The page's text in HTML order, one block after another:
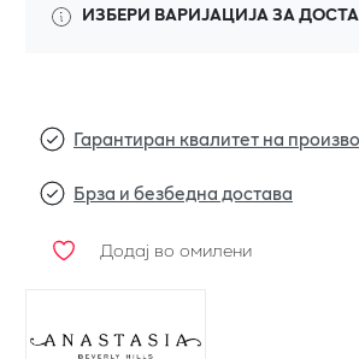
ИЗБЕРИ ВАРИЈАЦИЈА ЗА
Гарантиран квалитет на
Брза и безбедна достава
Додај во омилени